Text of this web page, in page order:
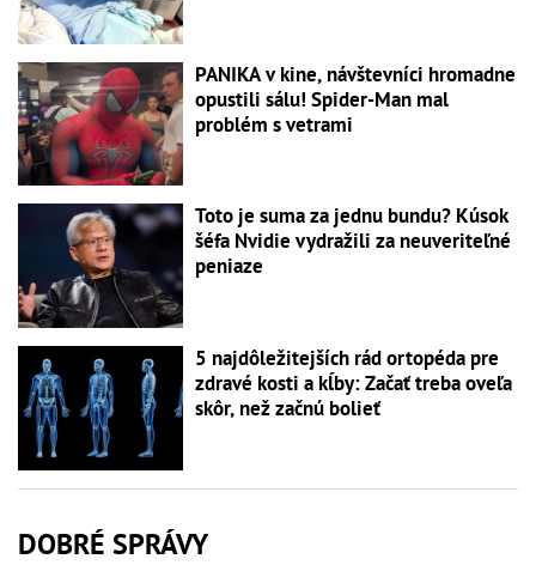
PANIKA v kine, návštevníci hromadne
opustili sálu! Spider-Man mal
problém s vetrami
Toto je suma za jednu bundu? Kúsok
šéfa Nvidie vydražili za neuveriteľné
peniaze
5 najdôležitejších rád ortopéda pre
zdravé kosti a kĺby: Začať treba oveľa
skôr, než začnú bolieť
DOBRÉ SPRÁVY